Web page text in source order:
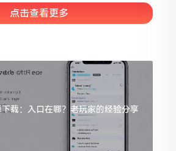
各样的写法都有,有的写成IMTOKEN
点击查看更多
载：入口在哪？老玩家的经验分享